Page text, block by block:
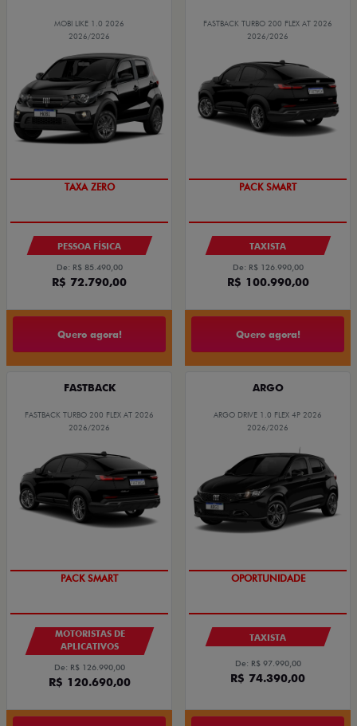
MOBI LIKE 1.0 2026
2026/2026
TAXA ZERO
PESSOA FÍSICA
De: R$ 85.490,00
R$ 72.790,00
Quero agora!
FASTBACK TURBO 200 FLEX AT 2026
2026/2026
PACK SMART
TAXISTA
De: R$ 126.990,00
R$ 100.990,00
Quero agora!
FASTBACK
FASTBACK TURBO 200 FLEX AT 2026
2026/2026
PACK SMART
MOTORISTAS DE
APLICATIVOS
De: R$ 126.990,00
R$ 120.690,00
ARGO
ARGO DRIVE 1.0 FLEX 4P 2026
2026/2026
OPORTUNIDADE
TAXISTA
De: R$ 97.990,00
R$ 74.390,00